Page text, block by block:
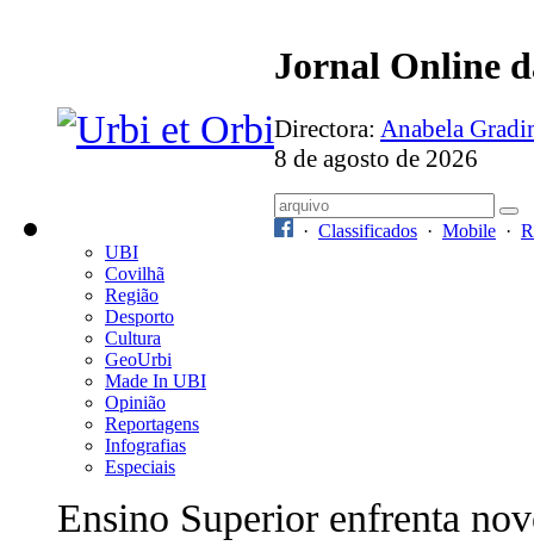
Jornal Online
Directora: Anabela
8 de agosto de 2026
· Classificados · Mobile ·
UBI
Covilhã
Região
Desporto
Cultura
GeoUrbi
Made In UBI
Opinião
Reportagens
Infografias
Especiais
Ensino Superior enfrenta